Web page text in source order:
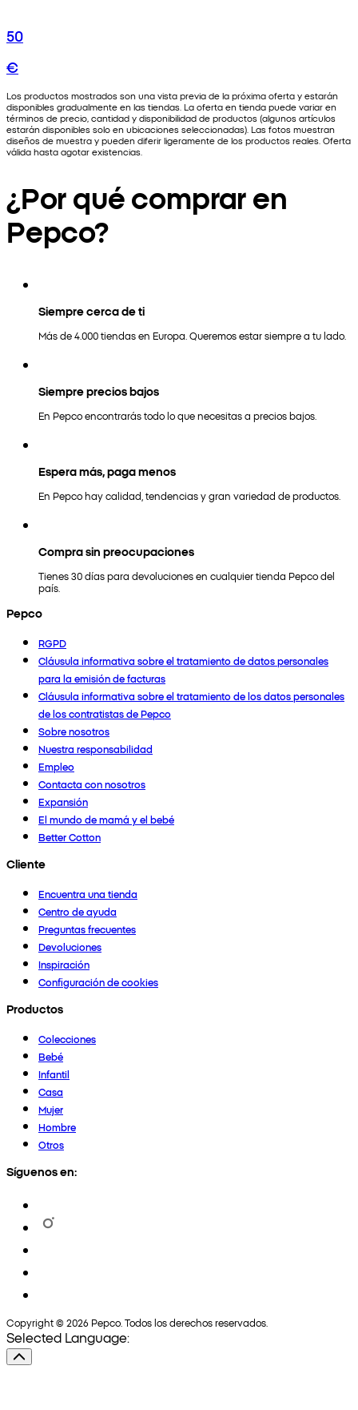
50
€
Los productos mostrados son una vista previa de la próxima oferta y estarán
disponibles gradualmente en las tiendas. La oferta en tienda puede variar en
términos de precio, cantidad y disponibilidad de productos (algunos artículos
estarán disponibles solo en ubicaciones seleccionadas). Las fotos muestran
diseños de muestra y pueden diferir ligeramente de los productos reales. Oferta
válida hasta agotar existencias.
¿Por qué comprar en
Pepco?
Siempre cerca de ti
Más de 4.000 tiendas en Europa. Queremos estar siempre a tu lado.
Siempre precios bajos
En Pepco encontrarás todo lo que necesitas a precios bajos.
Espera más, paga menos
En Pepco hay calidad, tendencias y gran variedad de productos.
Compra sin preocupaciones
Tienes 30 días para devoluciones en cualquier tienda Pepco del
país.
Pepco
RGPD
Cláusula informativa sobre el tratamiento de datos personales
para la emisión de facturas
Cláusula informativa sobre el tratamiento de los datos personales
de los contratistas de Pepco
Sobre nosotros
Nuestra responsabilidad
Empleo
Contacta con nosotros
Expansión
El mundo de mamá y el bebé
Better Cotton
Cliente
Encuentra una tienda
Centro de ayuda
Preguntas frecuentes
Devoluciones
Inspiración
Configuración de cookies
Productos
Colecciones
Bebé
Infantil
Casa
Mujer
Hombre
Otros
Síguenos en:
Copyright © 2026 Pepco. Todos los derechos reservados.
Selected Language: